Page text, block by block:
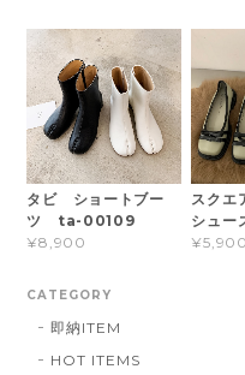
タビ ショートブー
ツ ta-00109
¥8,900
スクエ
シュ
¥5,900
CATEGORY
即納ITEM
HOT ITEMS